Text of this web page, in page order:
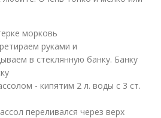
морковь
руками и
в стеклянную банку. Банку
- кипятим 2 л. воды с 3 ст.
переливался через верх